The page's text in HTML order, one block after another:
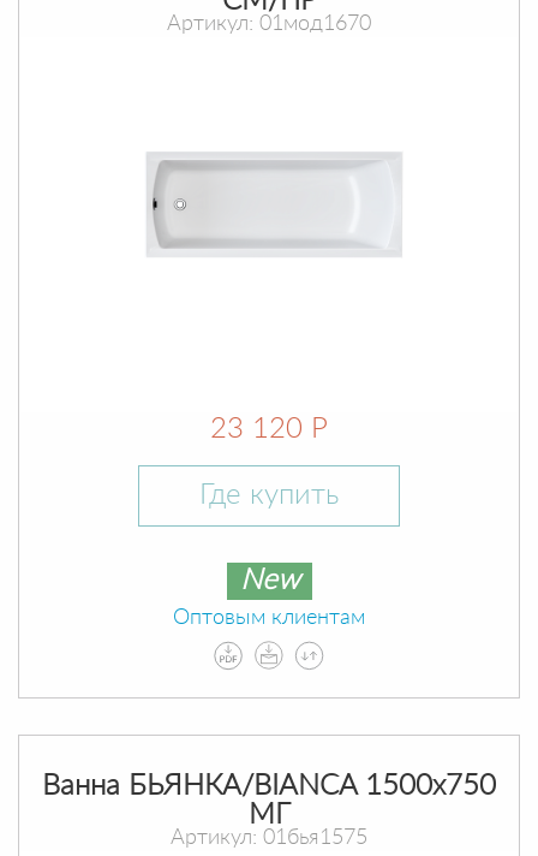
Артикул: 01мод1670
23 120 Р
Где купить
New
Оптовым клиентам
Ванна БЬЯНКА/BIANCA 1500х750
МГ
Артикул: 01бья1575